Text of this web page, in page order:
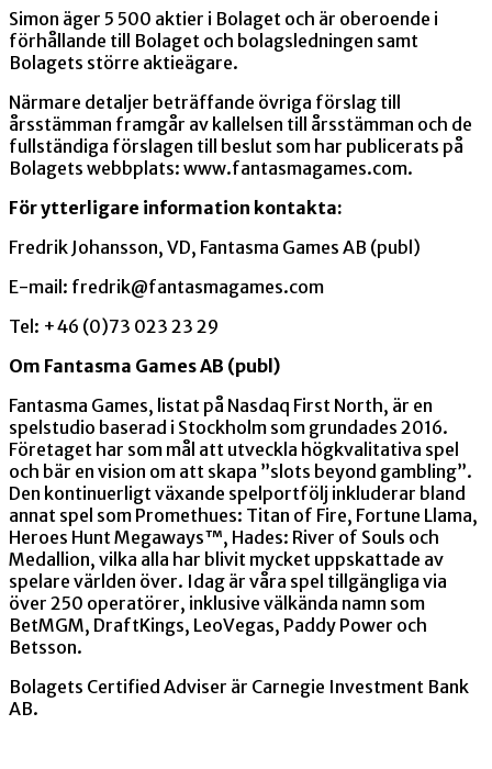
Simon äger 5 500 aktier i Bolaget och är oberoende i
förhållande till Bolaget och bolagsledningen samt
Bolagets större aktieägare.
Närmare detaljer beträffande övriga förslag till
årsstämman framgår av kallelsen till årsstämman och de
fullständiga förslagen till beslut som har publicerats på
Bolagets webbplats: www.fantasmagames.com.
För ytterligare information kontakta:
Fredrik Johansson, VD, Fantasma Games AB (publ)
E-mail: fredrik@fantasmagames.com
Tel: +46 (0)73 023 23 29
Om Fantasma Games AB (publ)
Fantasma Games, listat på Nasdaq First North, är en
spelstudio baserad i Stockholm som grundades 2016.
Företaget har som mål att utveckla högkvalitativa spel
och bär en vision om att skapa ”slots beyond gambling”.
Den kontinuerligt växande spelportfölj inkluderar bland
annat spel som Promethues: Titan of Fire, Fortune Llama,
Heroes Hunt Megaways™, Hades: River of Souls och
Medallion, vilka alla har blivit mycket uppskattade av
spelare världen över. Idag är våra spel tillgängliga via
över 250 operatörer, inklusive välkända namn som
BetMGM, DraftKings, LeoVegas, Paddy Power och
Betsson.
Bolagets Certified Adviser är Carnegie Investment Bank
AB.